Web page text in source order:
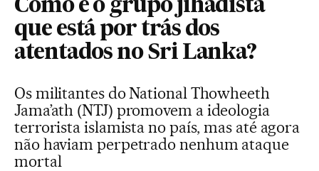
Como é o grupo jihadista
que está por trás dos
atentados no Sri Lanka?
Os militantes do National Thowheeth
Jama’ath (NTJ) promovem a ideologia
terrorista islamista no país, mas até agora
não haviam perpetrado nenhum ataque
mortal